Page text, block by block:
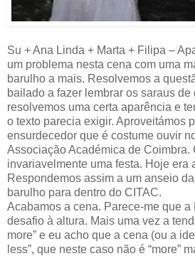
Su + Ana Linda + Marta + Filipa –
um problema nesta cena com uma
barulho a mais. Resolvemos a
bailado a fazer lembrar os saraus de
resolvemos uma certa aparência e
o texto parecia exigir. Aproveitámos
ensurdecedor que é costume ouvir
Associação Académica de Coimbra.
invariavelmente uma festa. Hoje era
Respondemos assim a um anseio
barulho para dentro do CITAC.
Acabamos a cena. Parece-me que
desafio à altura. Mais uma vez a
more” e eu acho que a cena (ou a
less”, que neste caso não é “more”